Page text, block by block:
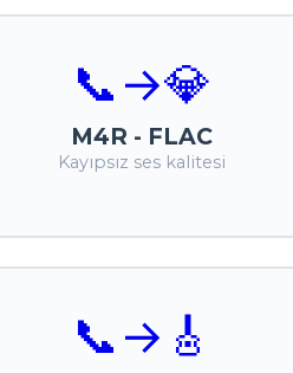
📞 →💎
M4R - FLAC
Kayıpsız ses kalitesi
📞 → 🎸